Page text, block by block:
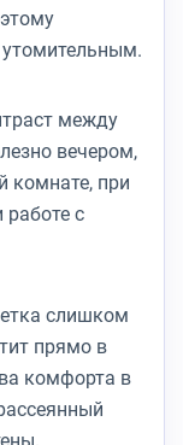
между
вечером,
комнате, при
с
слишком
прямо в
комфорта в